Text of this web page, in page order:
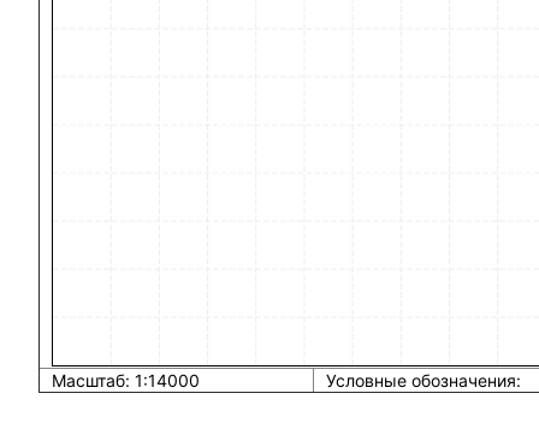
Масштаб: 1:14000 Условные обозначения: